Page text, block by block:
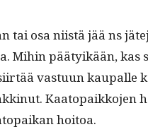
tai osa niistä jää ns
Mihin pää­tyikään, kas
vas­tu­un kau­palle
Kaatopaikko­jen
hoitoa.